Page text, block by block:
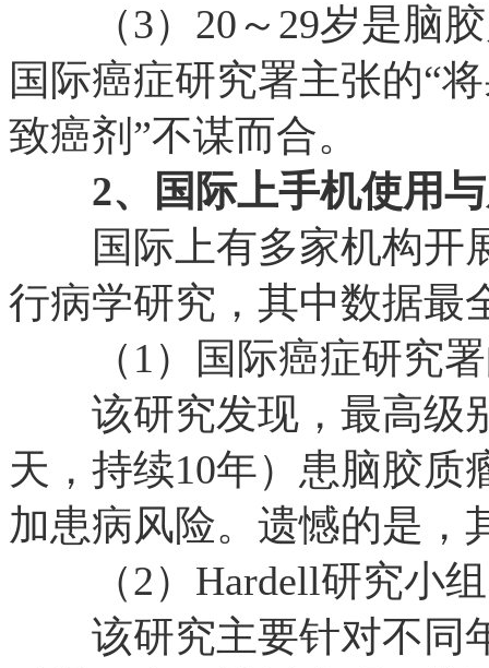
（3）20～29岁是脑胶
国际癌症研究署主张的“
致癌剂”不谋而合。
2、国际上手机使用
国际上有多家机构开
行病学研究，其中数据最
（1）国际癌症研究署
该研究发现，最高级
天，持续10年）患脑胶质
加患病风险。遗憾的是，
（2）Hardell研究小组
该研究主要针对不同年